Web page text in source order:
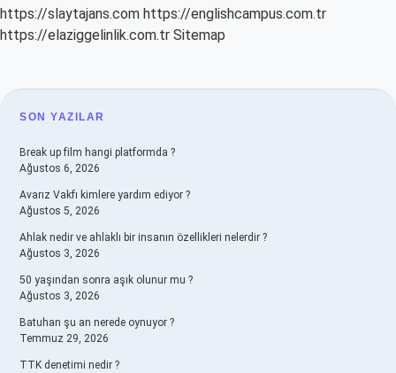
https://slaytajans.com https://englishcampus.com.tr
https://elaziggelinlik.com.tr Sitemap
SIDEBAR
SON YAZILAR
Break up film hangi platformda ?
Ağustos 6, 2026
Avarız Vakfı kimlere yardım ediyor ?
Ağustos 5, 2026
Ahlak nedir ve ahlaklı bir insanın özellikleri nelerdir ?
Ağustos 3, 2026
50 yaşından sonra aşık olunur mu ?
Ağustos 3, 2026
Batuhan şu an nerede oynuyor ?
Temmuz 29, 2026
TTK denetimi nedir ?